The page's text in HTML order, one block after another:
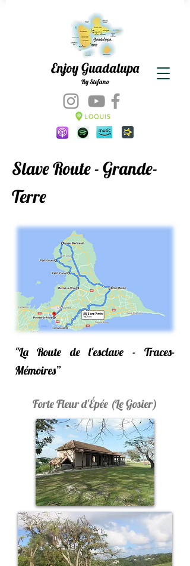
Enjoy Guadalupa
By Stefano
Slave Route - Grande-
Terre
"La Route de l'esclave - Traces-
Mémoires”
Forte Fleur d'Épée (Le Gosier)